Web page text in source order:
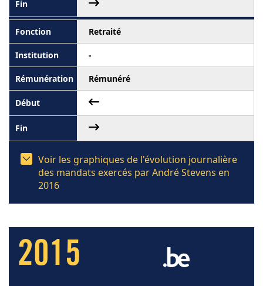
Retraité
-
Rémunéré
Voir les graphiques de l'évolution journalière
des mandats exercés par André Stevens en
2016
2015